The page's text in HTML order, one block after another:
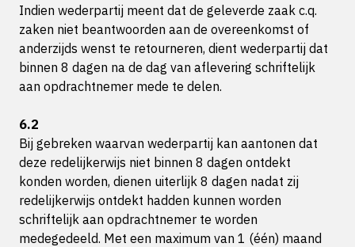
Indien wederpartij meent dat de geleverde zaak c.q.
zaken niet beantwoorden aan de overeenkomst of
anderzijds wenst te retourneren, dient wederpartij dat
binnen 8 dagen na de dag van aflevering schriftelijk
aan opdrachtnemer mede te delen.
6.2
Bij gebreken waarvan wederpartij kan aantonen dat
deze redelijkerwijs niet binnen 8 dagen ontdekt
konden worden, dienen uiterlijk 8 dagen nadat zij
redelijkerwijs ontdekt hadden kunnen worden
schriftelijk aan opdrachtnemer te worden
medegedeeld. Met een maximum van 1 (één) maand